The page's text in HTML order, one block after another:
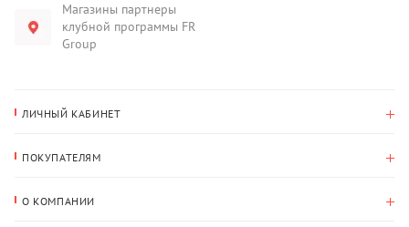
Магазины партнеры
клубной программы FR
Group
ЛИЧНЫЙ КАБИНЕТ
Адрес для доставки
ПОКУПАТЕЛЯМ
О КОМПАНИИ